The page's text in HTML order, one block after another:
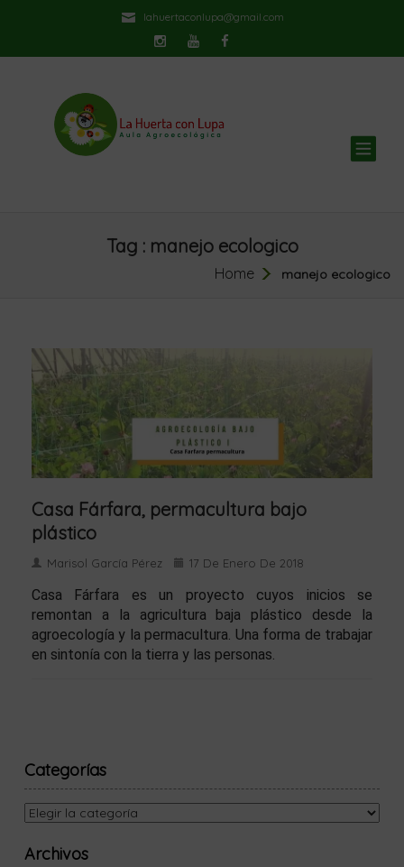
lahuertaconlupa@gmail.com
Tag : manejo ecologico
Home manejo ecologico
Casa Fárfara, permacultura bajo
plástico
Marisol García Pérez 17 De Enero De 2018
Casa Fárfara es un proyecto cuyos inicios se
remontan a la agricultura baja plástico desde la
agroecología y la permacultura. Una forma de trabajar
en sintonía con la tierra y las personas.
Categorías
Categorías
Archivos